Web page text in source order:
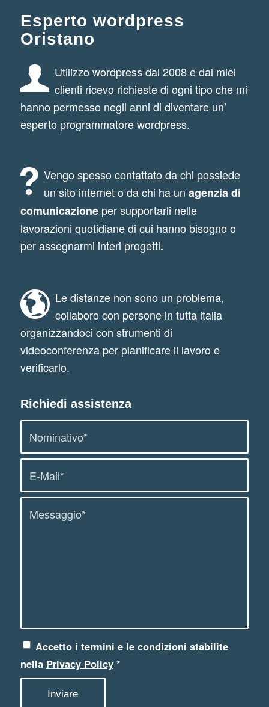
Esperto wordpress
Oristano
Utilizzo wordpress dal 2008 e dai miei
clienti ricevo richieste di ogni tipo che mi
hanno permesso negli anni di diventare un’
esperto programmatore wordpress.
Vengo spesso contattato da chi possiede
un sito internet o da chi ha un agenzia di
comunicazioneper supportarli nelle
lavorazioni quotidiane di cui hanno bisogno o
per assegnarmi interi progetti.
Le distanze non sono un problema,
collaboro con persone in tutta italia
organizzandoci con strumenti di
videoconferenza per pianificare il lavoro e
verificarlo.
Richiedi assistenza
Accetto i termini e le condizioni stabilite
nella Privacy Policy *